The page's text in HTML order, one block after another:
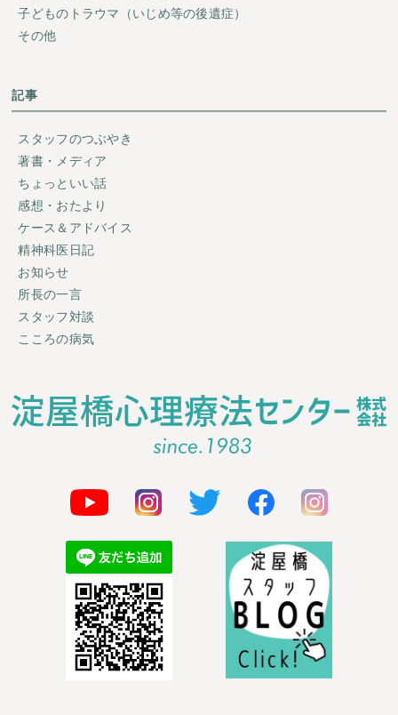
子どものトラウマ（いじめ等の後遺症）
その他
記事
スタッフのつぶやき
著書・メディア
ちょっといい話
感想・おたより
ケース＆アドバイス
精神科医日記
お知らせ
所長の一言
スタッフ対談
こころの病気